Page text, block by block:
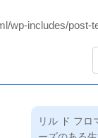
wp-includes/post-
リル ド フロ